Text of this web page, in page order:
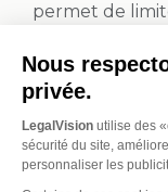
Nous
privée.
LegalVision utilise des
sécurité du site,
personnaliser les
permet de
Nos juristes
entreprise